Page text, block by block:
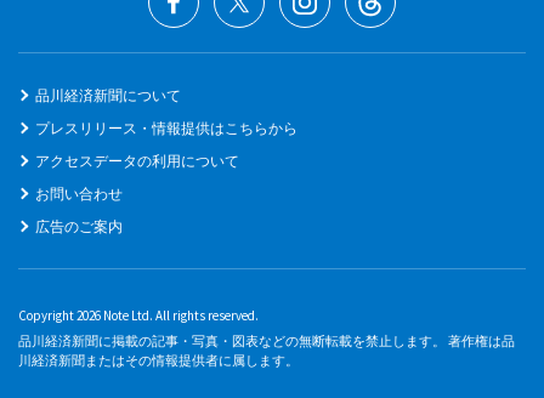
品川経済新聞について
プレスリリース・情報提供はこちらから
アクセスデータの利用について
お問い合わせ
広告のご案内
Copyright 2026 Note Ltd. All rights reserved.
品川経済新聞に掲載の記事・写真・図表などの無断転載を禁止します。 著作権は品
川経済新聞またはその情報提供者に属します。